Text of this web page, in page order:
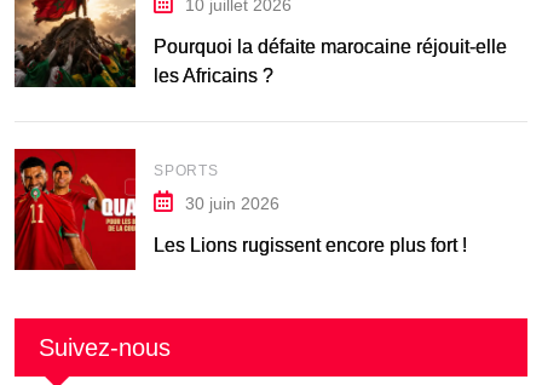
10 juillet 2026
Pourquoi la défaite marocaine réjouit-elle
les Africains ?
SPORTS
30 juin 2026
Les Lions rugissent encore plus fort !
Suivez-nous